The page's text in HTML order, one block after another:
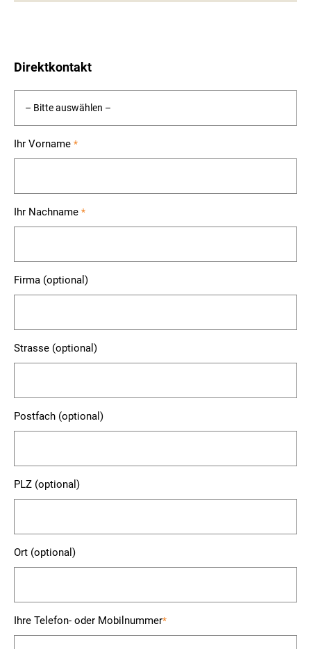
Direktkontakt
Ihr Vorname *
Ihr Nachname *
Firma (optional)
Strasse (optional)
Postfach (optional)
PLZ (optional)
Ort (optional)
Ihre Telefon- oder Mobilnummer*